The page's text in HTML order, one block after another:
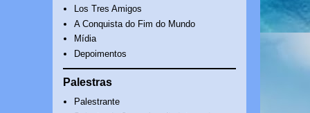
Los Tres Amigos
A Conquista do Fim do Mundo
Mídia
Depoimentos
Palestras
Palestrante